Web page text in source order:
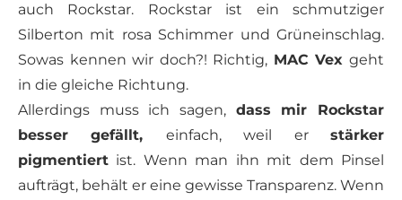
auch Rockstar. Rockstar ist ein schmutziger
Silberton mit rosa Schimmer und Grüneinschlag.
Sowas kennen wir doch?! Richtig, MAC Vex geht
in die gleiche Richtung.
Allerdings muss ich sagen, dass mir Rockstar
besser gefällt, einfach, weil erstärker
pigmentiert ist. Wenn man ihn mit dem Pinsel
aufträgt, behält er eine gewisse Transparenz. Wenn